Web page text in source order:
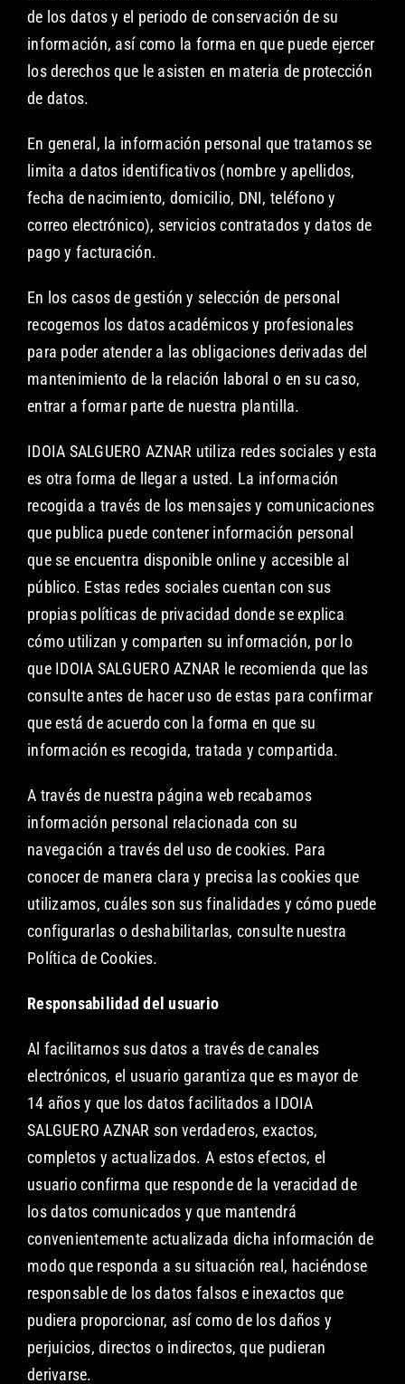
de los datos y el periodo de conservación de su
información, así como la forma en que puede ejercer
los derechos que le asisten en materia de protección
de datos.
En general, la información personal que tratamos se
limita a datos identificativos (nombre y apellidos,
fecha de nacimiento, domicilio, DNI, teléfono y
correo electrónico), servicios contratados y datos de
pago y facturación.
En los casos de gestión y selección de personal
recogemos los datos académicos y profesionales
para poder atender a las obligaciones derivadas del
mantenimiento de la relación laboral o en su caso,
entrar a formar parte de nuestra plantilla.
IDOIA SALGUERO AZNAR utiliza redes sociales y esta
es otra forma de llegar a usted. La información
recogida a través de los mensajes y comunicaciones
que publica puede contener información personal
que se encuentra disponible online y accesible al
público. Estas redes sociales cuentan con sus
propias políticas de privacidad donde se explica
cómo utilizan y comparten su información, por lo
que IDOIA SALGUERO AZNAR le recomienda que las
consulte antes de hacer uso de estas para confirmar
que está de acuerdo con la forma en que su
información es recogida, tratada y compartida.
A través de nuestra página web recabamos
información personal relacionada con su
navegación a través del uso de cookies. Para
conocer de manera clara y precisa las cookies que
utilizamos, cuáles son sus finalidades y cómo puede
configurarlas o deshabilitarlas, consulte nuestra
Política de Cookies.
Responsabilidad del usuario
Al facilitarnos sus datos a través de canales
electrónicos, el usuario garantiza que es mayor de
14 años y que los datos facilitados a IDOIA
SALGUERO AZNAR son verdaderos, exactos,
completos y actualizados. A estos efectos, el
usuario confirma que responde de la veracidad de
los datos comunicados y que mantendrá
convenientemente actualizada dicha información de
modo que responda a su situación real, haciéndose
responsable de los datos falsos e inexactos que
pudiera proporcionar, así como de los daños y
perjuicios, directos o indirectos, que pudieran
derivarse.